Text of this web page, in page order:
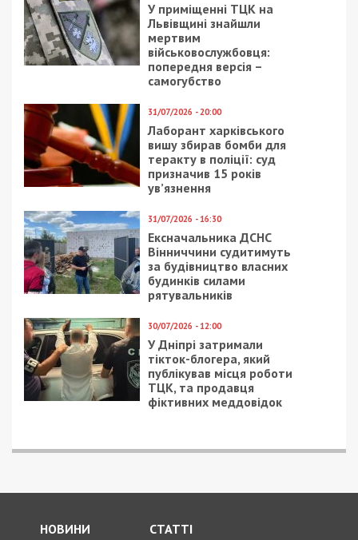
У приміщенні ТЦК на
Львівщині знайшли
мертвим
військовослужбовця:
попередня версія –
самогубство
31/07/2026 - 20:00
Лаборант харківського
вишу збирав бомби для
теракту в поліції: суд
призначив 15 років
ув’язнення
31/07/2026 - 16:30
Ексначальника ДСНС
Вінниччини судитимуть
за будівництво власних
будинків силами
рятувальників
30/07/2026 - 12:00
У Дніпрі затримали
тікток-блогера, який
публікував місця роботи
ТЦК, та продавця
фіктивних меддовідок
НОВИНИ СТАТТІ